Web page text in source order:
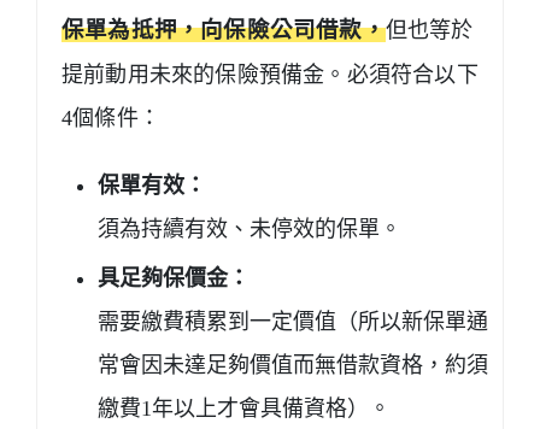
保單為抵押，向保險公司借款，但也等於
提前動用未來的保險預備金。必須符合以下
4個條件：
保單有效：
須為持續有效、未停效的保單。
具足夠保價金：
需要繳費積累到一定價值（所以新保單通
常會因未達足夠價值而無借款資格，約須
繳費1年以上才會具備資格）。